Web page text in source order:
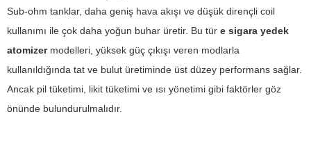
Sub-ohm tanklar, daha geniş hava akışı ve düşük dirençli coil
kullanımı ile çok daha yoğun buhar üretir. Bu tür e sigara yedek
atomizermodelleri, yüksek güç çıkışı veren modlarla
kullanıldığında tat ve bulut üretiminde üst düzey performans sağlar.
Ancak pil tüketimi, likit tüketimi ve ısı yönetimi gibi faktörler göz
önünde bulundurulmalıdır.